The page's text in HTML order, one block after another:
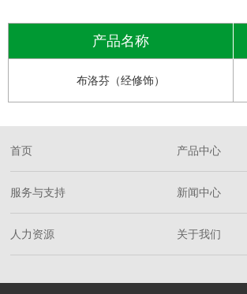
产品名称
布洛芬（经修饰）
首页 产品中心
服务与支持 新闻中心
人力资源 关于我们